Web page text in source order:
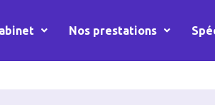
Nos prestations